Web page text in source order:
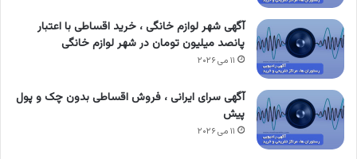
آگهی شهر لوازم خانگی ، خرید اقساطی با اعتبار
پانصد میلیون تومان در شهر لوازم خانگی
۱۱ می ۲۰۲۶
آگهی سرای ایرانی ، فروش اقساطی بدون چک و پول
پیش
۱۱ می ۲۰۲۶